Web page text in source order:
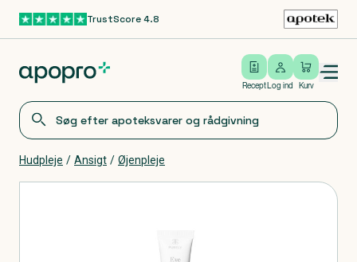
Gå til hovedindholdTrustScore 4.8
Recept
Log ind
Log ind Kurv
Open/close menu
Hudpleje / Ansigt / Øjenpleje